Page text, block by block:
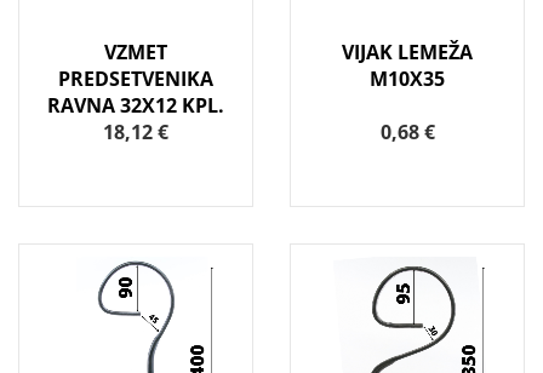
VZMET
PREDSETVENIKA
RAVNA 32X12 KPL.
18,12 €
VIJAK LEMEŽA
M10X35
0,68 €